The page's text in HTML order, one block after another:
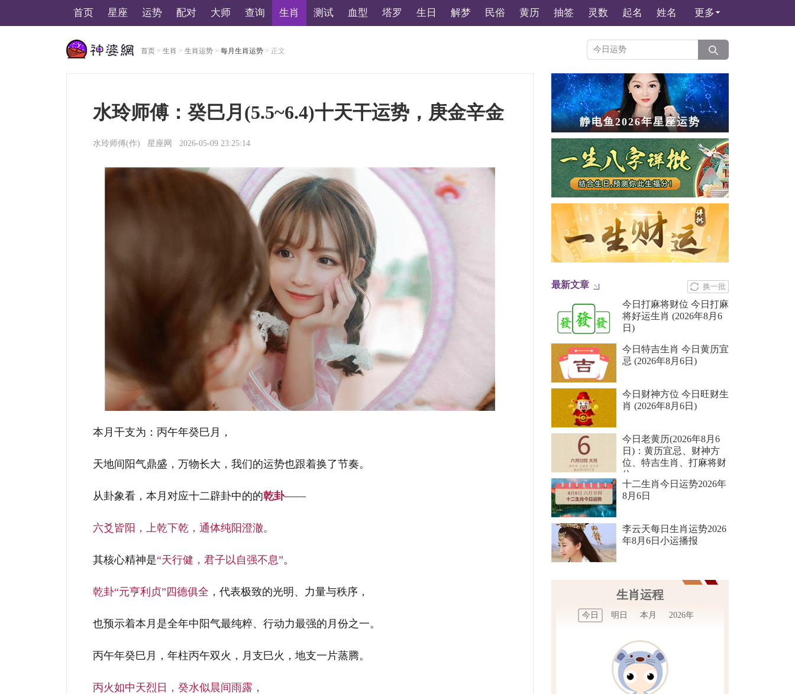
首页 星座 运势 配对 大师 查询 生肖 测试 血型 塔罗 生日 解梦 民俗 黄历 抽签 灵数 起名 姓名 更多
首页 > 生肖 > 生肖运势 > 每月生肖运势 > 正文
水玲师傅：癸巳月(5.5~6.4)十天干运势，庚金辛金
水玲师傅(作) 星座网 2026-05-09 23:25:14
本月干支为：丙午年癸巳月，
天地间阳气鼎盛，万物长大，我们的运势也跟着换了节奏。
从卦象看，本月对应十二辟卦中的的乾卦——
六爻皆阳，上乾下乾，通体纯阳澄澈。
其核心精神是“天行健，君子以自强不息”。
乾卦“元亨利贞”四德俱全 ，代表极致的光明、力量与秩序，
也预示着本月是全年中阳气最纯粹、行动力最强的月份之一。
丙午年癸巳月，年柱丙午双火，月支巳火，地支一片蒸腾。
丙火如中天烈日，癸水似晨间雨露，
静电鱼2026年星座运势
换一批
最新文章
今日打麻将财位 今日打麻
将好运生肖 (2026年8月6
日)
今日特吉生肖 今日黄历宜
忌 (2026年8月6日)
今日财神方位 今日旺财生
肖 (2026年8月6日)
今日老黄历(2026年8月6
日)：黄历宜忌、财神方
位、特吉生肖、打麻将财
位
十二生肖今日运势2026年
8月6日
李云天每日生肖运势2026
年8月6日小运播报
生肖运程
今日 明日 本月 2026年